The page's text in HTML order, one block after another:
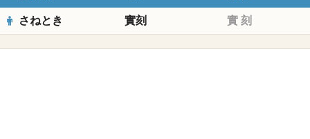
さねとき 實刻 實 刻